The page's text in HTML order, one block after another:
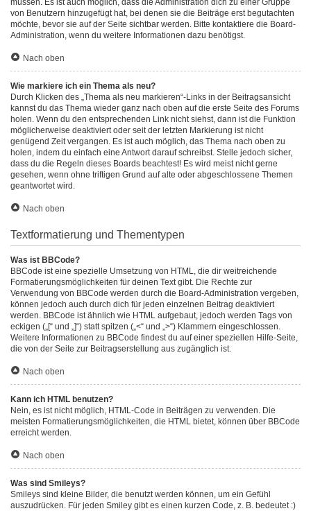
müssen. Es ist auch möglich, dass die Administration dich zu einer Gruppe
von Benutzern hinzugefügt hat, bei denen sie die Beiträge erst begutachten
möchte, bevor sie auf der Seite sichtbar werden. Bitte kontaktiere die Board-
Administration, wenn du weitere Informationen dazu benötigst.
Nach oben
Wie markiere ich ein Thema als neu?
Durch Klicken des „Thema als neu markieren“-Links in der Beitragsansicht
kannst du das Thema wieder ganz nach oben auf die erste Seite des Forums
holen. Wenn du den entsprechenden Link nicht siehst, dann ist die Funktion
möglicherweise deaktiviert oder seit der letzten Markierung ist nicht
genügend Zeit vergangen. Es ist auch möglich, das Thema nach oben zu
holen, indem du einfach eine Antwort darauf schreibst. Stelle jedoch sicher,
dass du die Regeln dieses Boards beachtest! Es wird meist nicht gerne
gesehen, wenn ohne triftigen Grund auf alte oder abgeschlossene Themen
geantwortet wird.
Nach oben
Textformatierung und Thementypen
Was ist BBCode?
BBCode ist eine spezielle Umsetzung von HTML, die dir weitreichende
Formatierungsmöglichkeiten für deinen Text gibt. Die Rechte zur
Verwendung von BBCode werden durch die Board-Administration vergeben,
können jedoch auch durch dich für jeden einzelnen Beitrag deaktiviert
werden. BBCode ist ähnlich wie HTML aufgebaut, jedoch werden Tags von
eckigen („[“ und „]“) statt spitzen („<“ und „>“) Klammern eingeschlossen.
Weitere Informationen zu BBCode findest du auf einer speziellen Hilfe-Seite,
die von der Seite zur Beitragserstellung aus zugänglich ist.
Nach oben
Kann ich HTML benutzen?
Nein, es ist nicht möglich, HTML-Code in Beiträgen zu verwenden. Die
meisten Formatierungsmöglichkeiten, die HTML bietet, können über BBCode
erreicht werden.
Nach oben
Was sind Smileys?
Smileys sind kleine Bilder, die benutzt werden können, um ein Gefühl
auszudrücken. Für jeden Smiley gibt es einen kurzen Code, z. B. bedeutet :)